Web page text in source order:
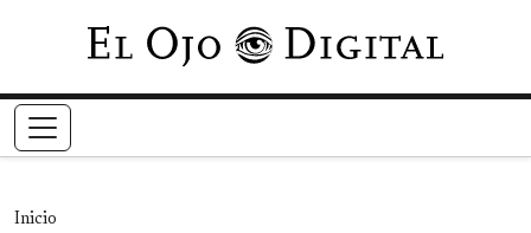
Pasar al contenido principal
Inicio